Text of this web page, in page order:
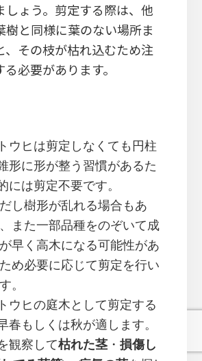
しょう。剪定する際は、他
樹と同様に葉のない場所ま
、その枝が枯れ込むため注
必要があります。
ウヒは剪定しなくても円柱
形に形が整う習慣があるた
には剪定不要です。
し樹形が乱れる場合もあ
また一部品種をのぞいて成
早く高木になる可能性があ
め必要に応じて剪定を行い
。
ウヒの庭木として剪定する
春もしくは秋が適します。
観察して枯れた茎・ 損傷し